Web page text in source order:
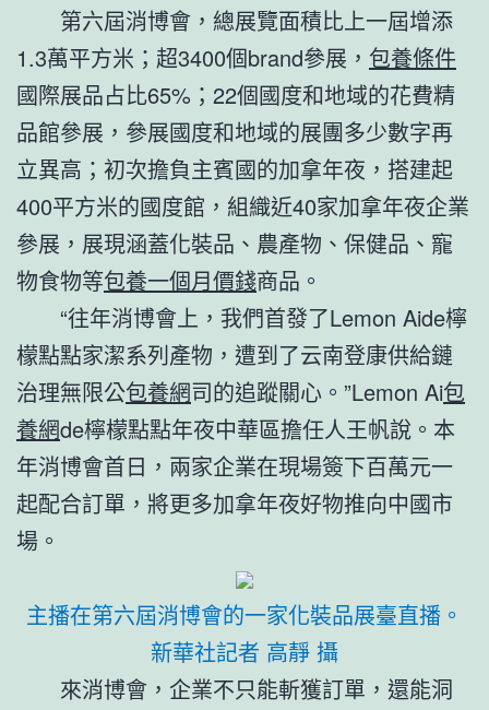
第六屆消博會，總展覽面積比上一屆增添
1.3萬平方米；超3400個brand參展， 包養條件
國際展品占比65%；22個國度和地域的花費精
品館參展，參展國度和地域的展團多少數字再
立異高；初次擔負主賓國的加拿年夜，搭建起
400平方米的國度館，組織近40家加拿年夜企業
參展，展現涵蓋化裝品、農產物、保健品、寵
物食物等包養一個月價錢商品。
“往年消博會上，我們首發了Lemon Aide檸
檬點點家潔系列產物，遭到了云南登康供給鏈
治理無限公包養網司的追蹤關心。”Lemon Ai包
養網de檸檬點點年夜中華區擔任人王帆說。本
年消博會首日，兩家企業在現場簽下百萬元一
起配合訂單，將更多加拿年夜好物推向中國市
場。
主播在第六屆消博會的一家化裝品展臺直播。
新華社記者 高靜 攝
來消博會，企業不只能斬獲訂單，還能洞